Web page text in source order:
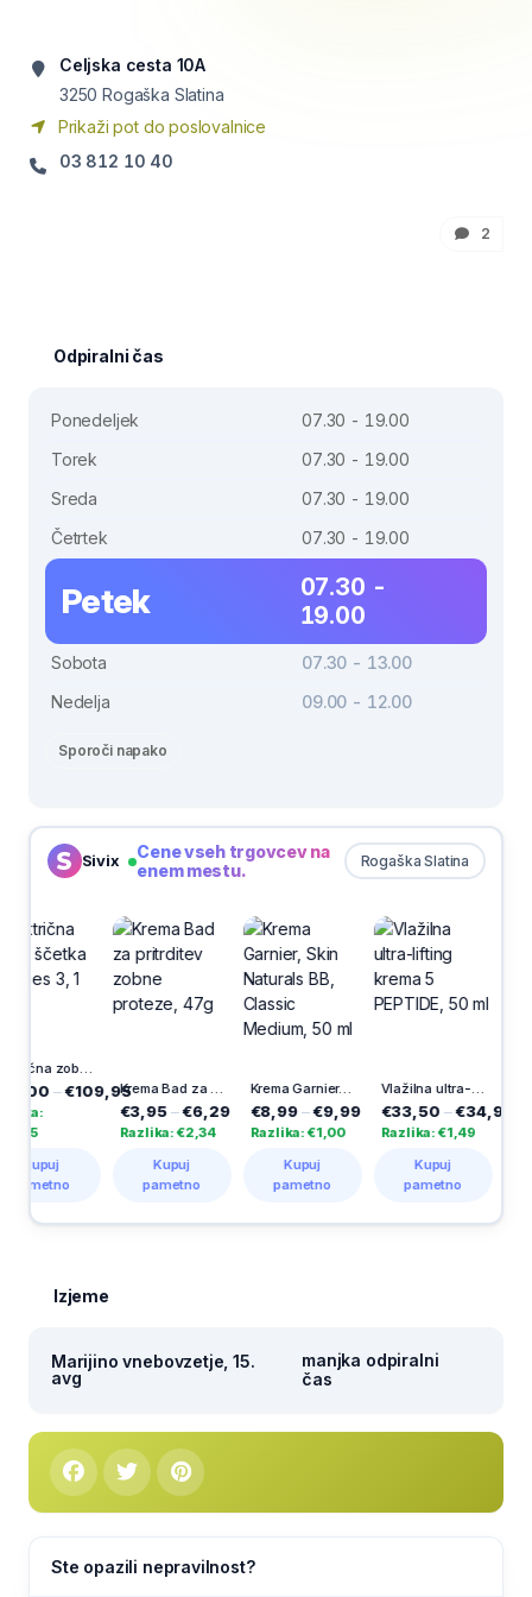
Celjska cesta 10A
3250 Rogaška Slatina
Prikaži pot do poslovalnice
03 812 10 40
2
Odpiralni čas
Ponedeljek
07.30 - 19.00
Torek
07.30 - 19.00
Sreda
07.30 - 19.00
Četrtek
07.30 - 19.00
Petek
07.30 -
19.00
Sobota
07.30 - 13.00
Nedelja
09.00 - 12.00
Sporoči napako
Sivix Rogaška Slatina
Cene vseh trgovcev na
enem mestu.
€109,95 Krema Bad za pritrditev zobne proteze, 47g
€6,29
Razlika: €2,34
Krema Garnier, Skin Naturals BB, Classic Medium, 50 ml
€8,99 €9,99
Razlika: €1,00
Vlažilna ultra-lifting krema 5 PEPTIDE, 50 ml
€33,50 –€34,99
Razlika: €1,49
€33,50
Razlika:
Izjeme
Marijino vnebovzetje, 15.
avg
manjka odpiralni
čas
Ste opazili nepravilnost?